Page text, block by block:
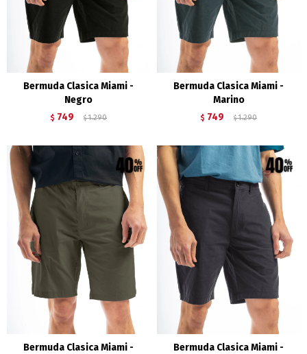
Bermuda Clasica Miami -
Negro
$ 749 $ 1.290
Bermuda Clasica Miami -
Marino
$ 749 $ 1.290
Bermuda Clasica Miami -
Bermuda Clasica Miami -